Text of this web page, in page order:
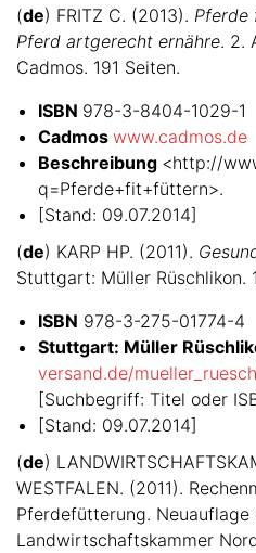
(de) FRITZ C. (2013). Pferde
Pferd artgerecht ernähre. 2.
Cadmos. 191 Seiten.
ISBN 978-3-8404-1029-1
Cadmos www.cadmos.de
Beschreibung <http://
q=Pferde+fit+füttern>.
[Stand: 09.07.2014]
(de) KARP HP. (2011).
Stuttgart: Müller Rüschlikon.
ISBN 978-3-275-01774-4
Stuttgart: Müller
versand.de/
[Suchbegriff: Titel oder
[Stand: 09.07.2014]
(de)
WESTFALEN. (2011).
Pferdefütterung. Neuauflage
Landwirtschaftskammer